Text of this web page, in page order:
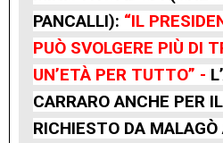
PANCALLI): “IL
PUÒ SVOLGERE PIÙ DI
UN’ETÀ PER TUTTO” -
CARRARO ANCHE PER
RICHIESTO DA MALAGÒ